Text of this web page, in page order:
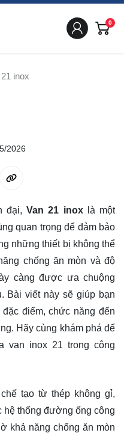
0
inox
2026
đại,Van 21 inoxlà một
quan trọng để đảm bảo
những thiết bị không thể
chống ăn mòn và độ
càng được ưa chuộng
Bài viết này sẽ giúp bạn
điểm, chức năng đến
Hãy cùng khám phá để
van inox 21 trong công
tạo từ thép không gỉ,
thống đường ống công
khả năng chống ăn mòn